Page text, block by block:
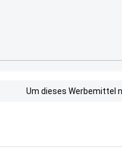
Um dieses Werbemittel